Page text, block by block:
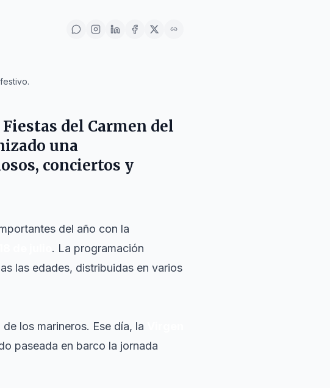
del Carmen del
una
conciertos y
del año con la
. La programación
las edades, distribuidas en varios
los marineros. Ese día, la
paseada en barco la jornada